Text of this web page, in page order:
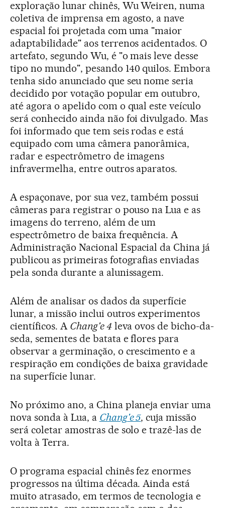
exploração lunar chinês, Wu Weiren, numa
coletiva de imprensa em agosto, a nave
espacial foi projetada com uma "maior
adaptabilidade" aos terrenos acidentados. O
artefato, segundo Wu, é "o mais leve desse
tipo no mundo", pesando 140 quilos. Embora
tenha sido anunciado que seu nome seria
decidido por votação popular em outubro,
até agora o apelido com o qual este veículo
será conhecido ainda não foi divulgado. Mas
foi informado que tem seis rodas e está
equipado com uma câmera panorâmica,
radar e espectrômetro de imagens
infravermelha, entre outros aparatos.
A espaçonave, por sua vez, também possui
câmeras para registrar o pouso na Lua e as
imagens do terreno, além de um
espectrômetro de baixa frequência. A
Administração Nacional Espacial da China já
publicou as primeiras fotografias enviadas
pela sonda durante a alunissagem.
Além de analisar os dados da superfície
lunar, a missão inclui outros experimentos
científicos. A Chang'e 4leva ovos de bicho-da-
seda, sementes de batata e flores para
observar a germinação, o crescimento e a
respiração em condições de baixa gravidade
na superfície lunar.
No próximo ano, a China planeja enviar uma
nova sonda à Lua, a Chang'e 5, cuja missão
será coletar amostras de solo e trazê-las de
volta à Terra.
O programa espacial chinês fez enormes
progressos na última década. Ainda está
muito atrasado, em termos de tecnologia e